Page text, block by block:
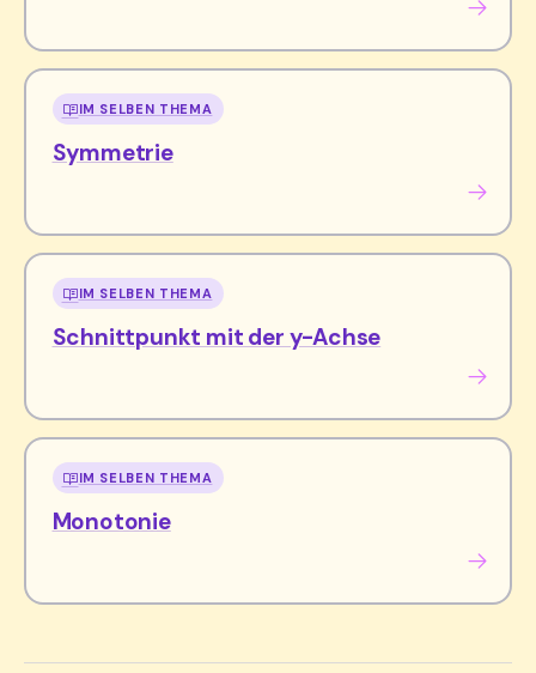
IM SELBEN THEMA
Symmetrie
IM SELBEN THEMA
Schnittpunkt mit der y-Achse
IM SELBEN THEMA
Monotonie